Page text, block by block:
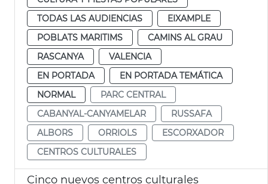
TODAS LAS AUDIENCIAS
EIXAMPLE
POBLATS MARITIMS
CAMINS AL GRAU
RASCANYA
VALENCIA
EN PORTADA
EN PORTADA TEMÁTICA
NORMAL
PARC CENTRAL
CABANYAL-CANYAMELAR
RUSSAFA
ALBORS
ORRIOLS
ESCORXADOR
CENTROS CULTURALES
Cinco nuevos centros culturales